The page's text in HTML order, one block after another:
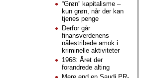
“Grøn” kapitalisme –
kun grøn, når der kan
tjenes penge
Derfor går
finansverdenens
nålestribede amok i
kriminelle aktiviteter
1968: Året der
forandrede alting